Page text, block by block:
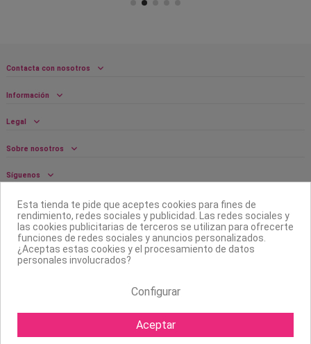
Contacta con nosotros
Información
Legal
Sobre nosotros
Síguenos
Boletín
Esta tienda te pide que aceptes cookies para fines de
rendimiento, redes sociales y publicidad. Las redes sociales y
las cookies publicitarias de terceros se utilizan para ofrecerte
funciones de redes sociales y anuncios personalizados.
¿Aceptas estas cookies y el procesamiento de datos
personales involucrados?
Configurar
Aceptar